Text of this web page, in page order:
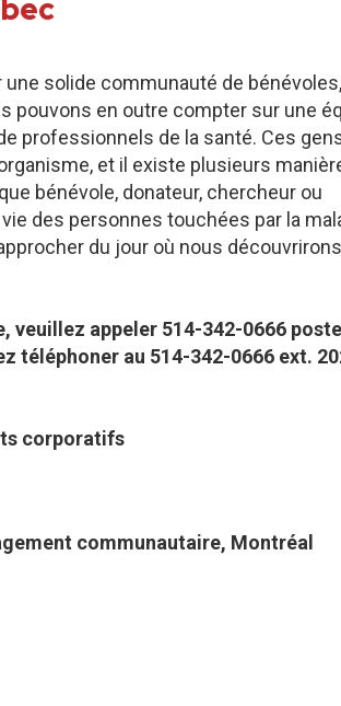
solide communauté de
pouvons en outre compter sur une
professionnels de la santé. Ces
et il existe plusieurs
bénévole, donateur, chercheur ou
des personnes touchées par la
du jour où nous
veuillez appeler 514-342-0666
téléphoner au 514-342-0666 ext.
corporatifs
communautaire​, Montréal